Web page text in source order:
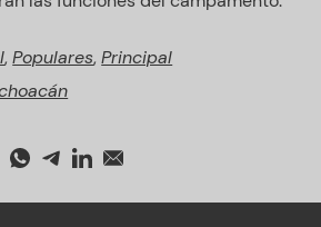
,Populares,Principal